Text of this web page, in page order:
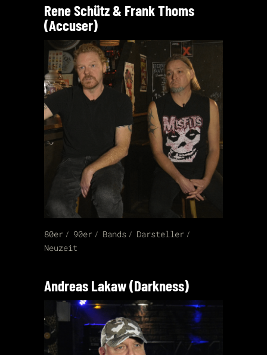
Rene Schütz & Frank Thoms
(Accuser)
80er 90er Bands
Darsteller
Neuzeit
Andreas Lakaw (Darkness)